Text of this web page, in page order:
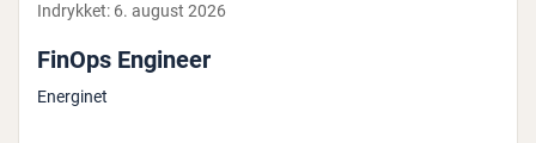
Indrykket: 6. august 2026
FinOps Engineer
Energinet